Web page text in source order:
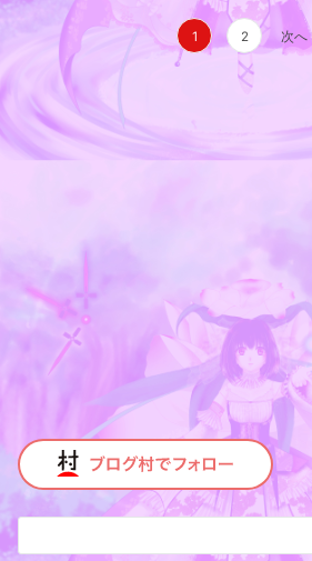
ペ
ー
1 2 次へ